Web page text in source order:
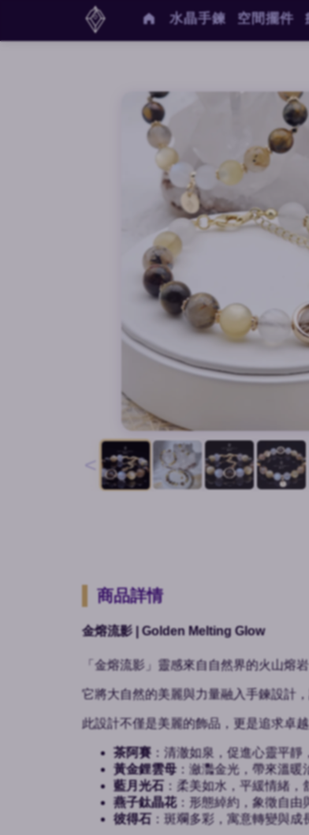
水晶手鍊 空間擺件
<
商品詳情
金熔流影 | Golden Melting Glow
「金熔流影」靈感來自自然界的火山熔
它將大自然的美麗與力量融入手鍊設計
此設計不僅是美麗的飾品，更是追求卓
茶阿賽 ：清澈如泉，促進心靈平靜
黃金鋰雲母：瀲灩金光，帶來溫暖
藍月光石：柔美如水，平緩情緒，
燕子鈦晶花：形態綽約，象徵自由
彼得石：斑斕多彩，寓意轉變與成